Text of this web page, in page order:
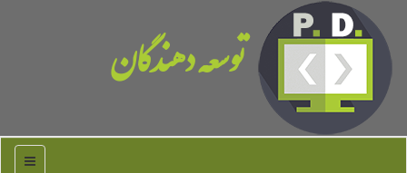
توسعه دهندگان
منو